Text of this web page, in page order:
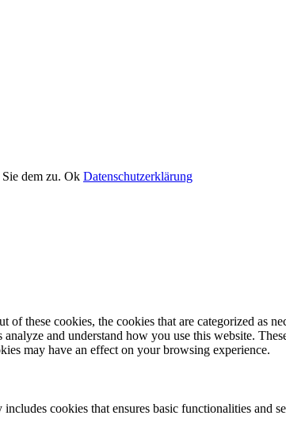
dem zu. Ok Datenschutzerklärung
these cookies, the cookies that are categorized as
and understand how you use this website.
may have an effect on your browsing experience.
cookies that ensures basic functionalities and